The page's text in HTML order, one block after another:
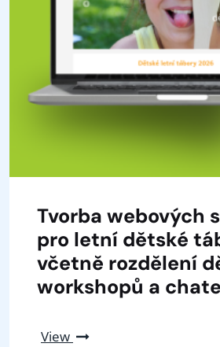
Tvorba webových
pro letní dětské
včetně rozdělení
workshopů a
View